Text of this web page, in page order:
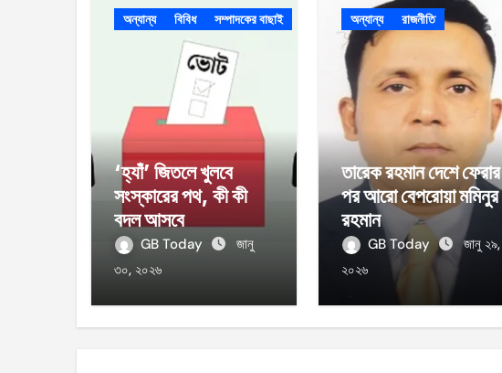
অন্যান্য বিবিধ সম্পাদকের বাছাই
‘হ্যাঁ’ জিতলে খুলবে
সংস্কারের পথ, কী কী
বদল আসবে
GB Today
জানু
৩০, ২০২৬
অন্যান্য রাজনীতি
তারেক রহমান দেশে ফেরার
পর আরো বেপরোয়া মমিনুর
রহমান
GB Today
জানু ২৯,
২০২৬